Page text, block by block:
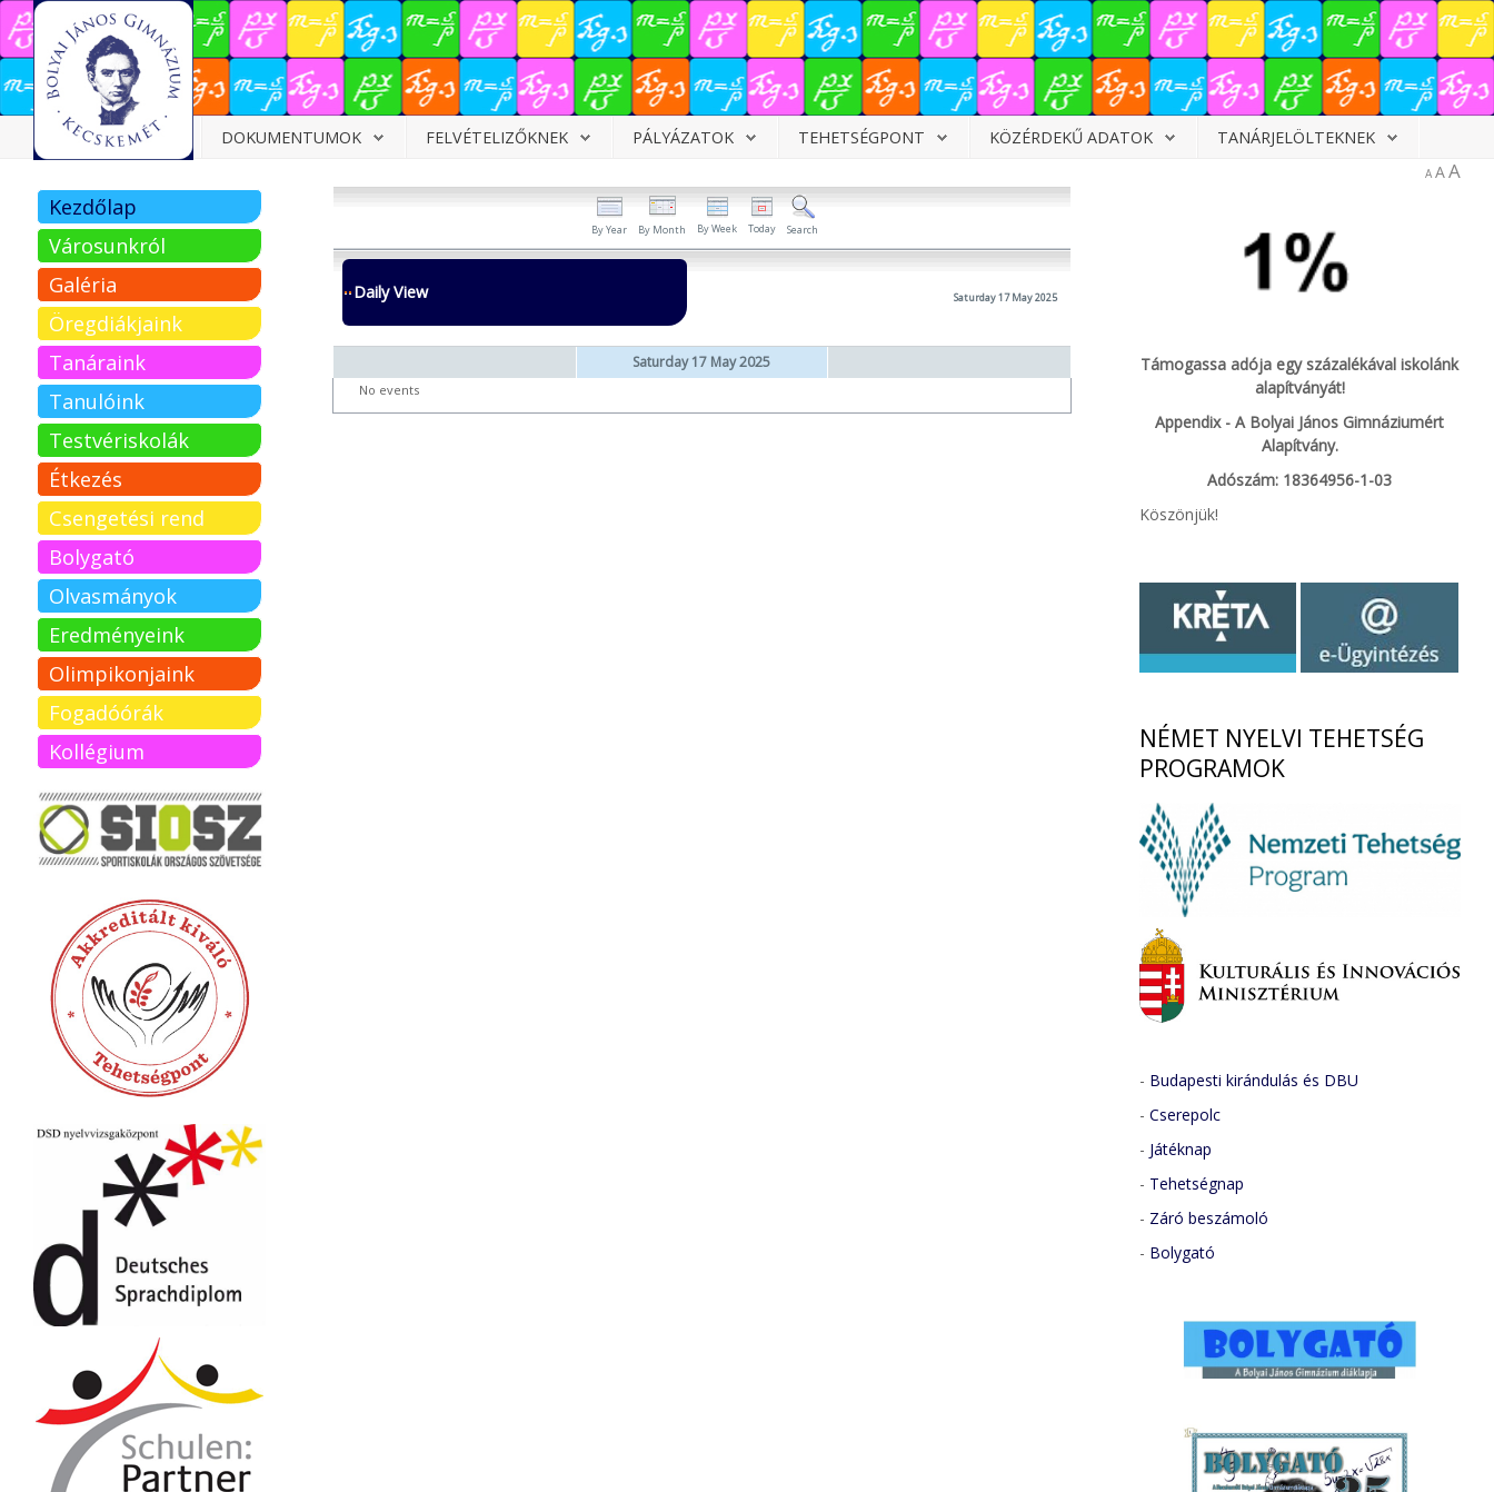
Dokumentumok
Felvételizőknek
Pályázatok
Tehetségpont
Közérdekű
adatok
Tanárjelölteknek
DOKUMENTUMOK FELVÉTELIZŐKNEK PÁLYÁZATOK TEHETSÉGPONT KÖZÉRDEKŰ ADATOK TANÁRJELÖLTEKNEK
A AA
By Year By Month By Week Today Search
Daily View Saturday 17 May 2025
Saturday 17 May 2025
No events
Kezdőlap
Városunkról
Galéria
Öregdiákjaink
Tanáraink
Tanulóink
Testvériskolák
Étkezés
Csengetési rend
Bolygató
Olvasmányok
Eredményeink
Olimpikonjaink
Fogadóórák
Kollégium
Támogassa adója egy százalékával iskolánk
alapítványát!
Appendix - A Bolyai János Gimnáziumért
Alapítvány.
Adószám: 18364956-1-03
Köszönjük!
NÉMET NYELVI TEHETSÉG
PROGRAMOK
- Budapesti kirándulás és DBU
- Cserepolc
- Játéknap
- Tehetségnap
- Záró beszámoló
- Bolygató